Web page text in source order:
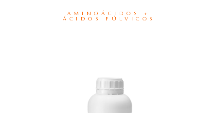
AMINOÁCIDOS +
ÁCIDOS FÚLVICOS